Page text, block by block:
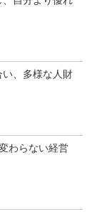
、多様な人財
わらない経営